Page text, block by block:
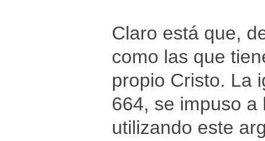
Claro está que,
como las que
propio Cristo. La
664, se impuso a
utilizando este